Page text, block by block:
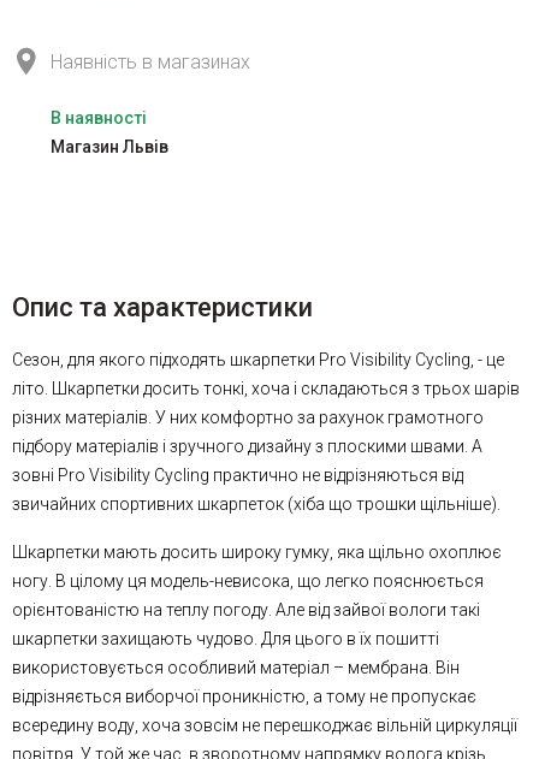
Наявність в магазинах
В наявності
Магазин Львів
Опис та характеристики
Сезон, для якого підходять шкарпетки Pro Visibility Cycling, - це
літо. Шкарпетки досить тонкі, хоча і складаються з трьох шарів
різних матеріалів. У них комфортно за рахунок грамотного
підбору матеріалів і зручного дизайну з плоскими швами. А
зовні Pro Visibility Cycling практично не відрізняються від
звичайних спортивних шкарпеток (хіба що трошки щільніше).
Шкарпетки мають досить широку гумку, яка щільно охоплює
ногу. В цілому ця модель-невисока, що легко пояснюється
орієнтованістю на теплу погоду. Але від зайвої вологи такі
шкарпетки захищають чудово. Для цього в їх пошитті
використовується особливий матеріал – мембрана. Він
відрізняється виборчої проникністю, а тому не пропускає
всередину воду, хоча зовсім не перешкоджає вільній циркуляції
повітря. У той же час, в зворотному напрямку волога крізь